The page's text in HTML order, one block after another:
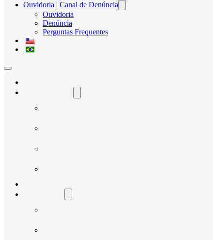
Ouvidoria | Canal de Denúncia
Ouvidoria
Denúncia
Perguntas Frequentes